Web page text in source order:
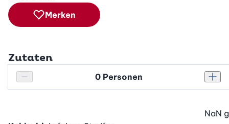
Merken
Zutaten
Personenanzahl verringern
Personenanzahl
NaN g